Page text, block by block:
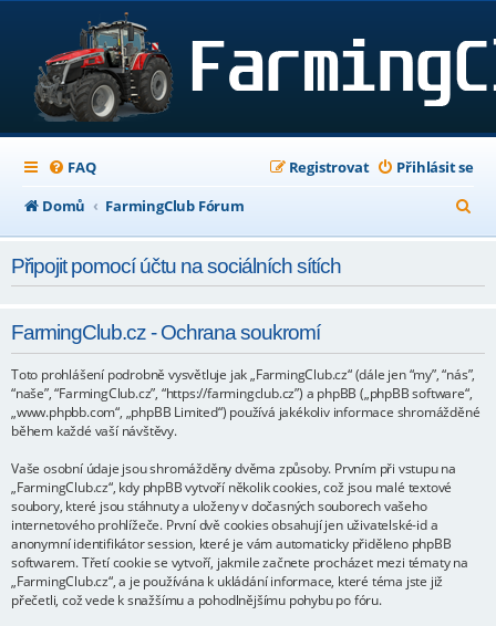
FAQ Přihlásit se
Registrovat
Domů
FarmingClub Fórum
l
Připojit pomocí účtu na sociálních sítích
FarmingClub.cz - Ochrana soukromí
Toto prohlášení podrobně vysvětluje jak „FarmingClub.cz“ (dále jen “my”, “nás”,
“naše”, “FarmingClub.cz”, “https://farmingclub.cz”) a phpBB („phpBB software“,
„www.phpbb.com“, „phpBB Limited“) používá jakékoliv informace shromážděné
během každé vaší návštěvy.
Vaše osobní údaje jsou shromážděny dvěma způsoby. Prvním při vstupu na
„FarmingClub.cz“, kdy phpBB vytvoří několik cookies, což jsou malé textové
soubory, které jsou stáhnuty a uloženy v dočasných souborech vašeho
internetového prohlížeče. První dvě cookies obsahují jen uživatelské-id a
anonymní identifikátor session, které je vám automaticky přiděleno phpBB
softwarem. Třetí cookie se vytvoří, jakmile začnete procházet mezi tématy na
„FarmingClub.cz“, a je používána k ukládání informace, které téma jste již
přečetli, což vede k snažšímu a pohodlnějšímu pohybu po fóru.